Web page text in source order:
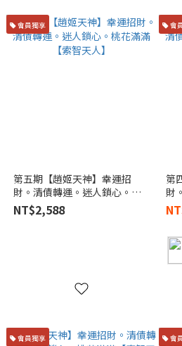
會員獨享
第五期【趙姬天神】幸運招
財。清債轉運。迷人鎖心。桃
花滿滿【索智天人】
NT$2,588
會
第
財
花
會員獨享 會